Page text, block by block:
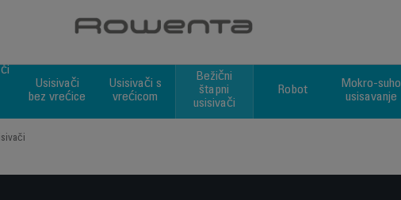
Choose a category
Usisivači
bez vrećice
Usisivači s
vrećicom
Bežični
štapni
usisivači
Robot
Mokro-suho
usisavanje